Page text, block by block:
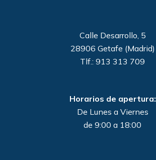
Calle Desarrollo, 5
28906 Getafe (Madrid)
Tlf.: 913 313 709
Horarios de apertura:
De Lunes a Viernes
de 9:00 a 18:00